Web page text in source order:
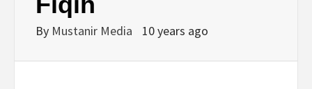
By Mustanir Media 10 years ago